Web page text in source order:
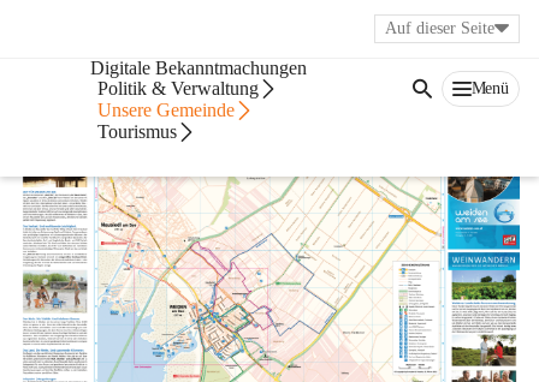
Digitale Bekanntmachungen
Politik & Verwaltung
Unsere Gemeinde
Tourismus
Menü
Auf dieser Seite
Ortsplan